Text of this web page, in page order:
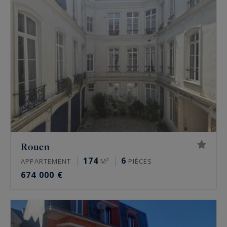
avons sélectionné pour vous les châteaux, les
maoirs ou encore les plus beaux appartements
de standing et maisons disponibles à la vente de
Rouen et sa région.
Rouen
APPARTEMENT 174 M² 6 PIÈCES
674 000 €